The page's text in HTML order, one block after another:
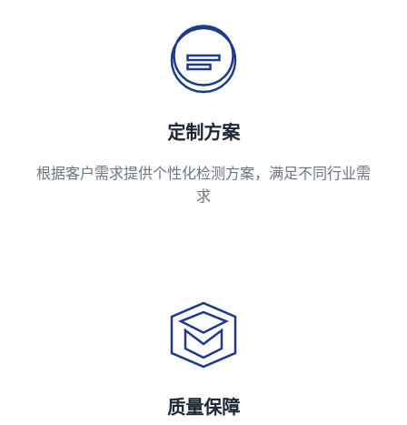
定制方案
根据客户需求提供个性化检测方案，满足不同行业需
求
质量保障